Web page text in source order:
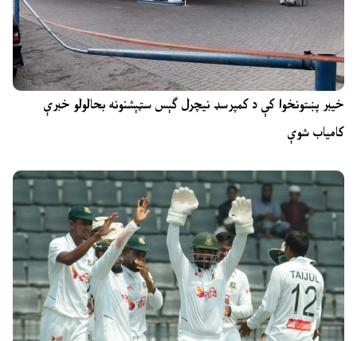
خیبر پښتونخوا کې د کمپرسډ نیچرل ګېس سټېشنونه بحالولو خبرې
کامیاب شوې